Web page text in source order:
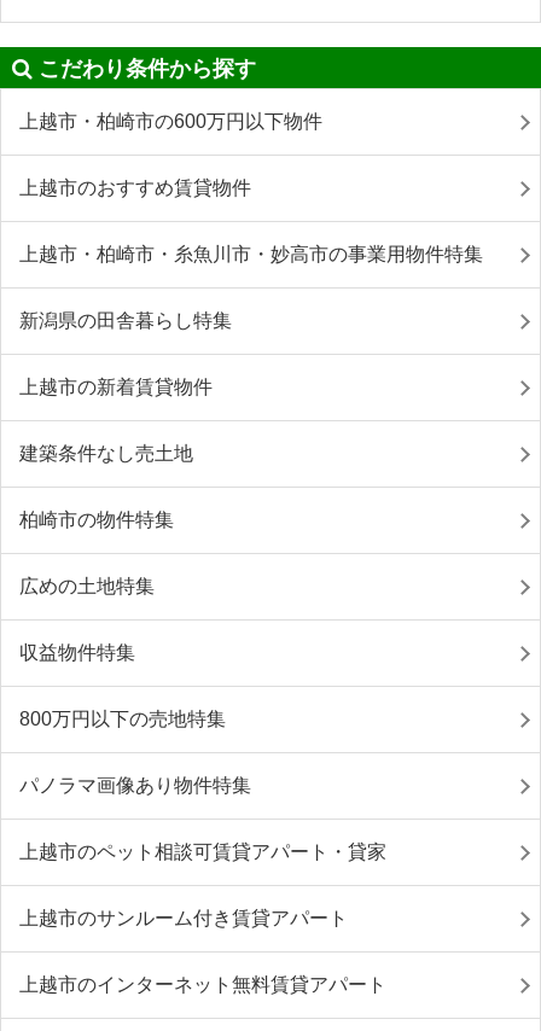
こだわり条件から探す
上越市・柏崎市の600万円以下物件
上越市のおすすめ賃貸物件
上越市・柏崎市・糸魚川市・妙高市の事業用物件特集
新潟県の田舎暮らし特集
上越市の新着賃貸物件
建築条件なし売土地
柏崎市の物件特集
広めの土地特集
収益物件特集
800万円以下の売地特集
パノラマ画像あり物件特集
上越市のペット相談可賃貸アパート・貸家
上越市のサンルーム付き賃貸アパート
上越市のインターネット無料賃貸アパート